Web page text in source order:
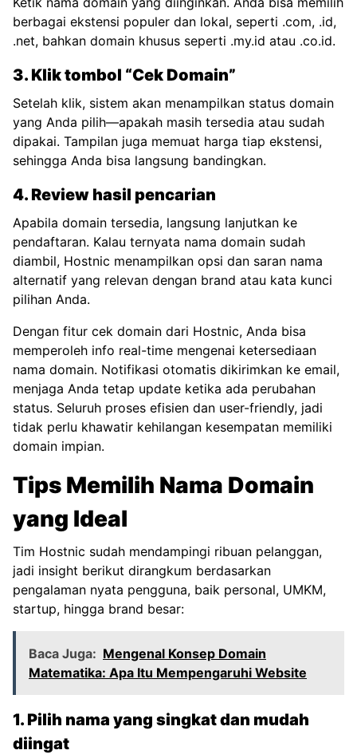
berbagai ekstensi populer dan lokal, seperti .com, .id,
.net, bahkan domain khusus seperti .my.id atau .co.id.
3. Klik tombol “Cek Domain”
Setelah klik, sistem akan menampilkan status domain
yang Anda pilih—apakah masih tersedia atau sudah
dipakai. Tampilan juga memuat harga tiap ekstensi,
sehingga Anda bisa langsung bandingkan.
4. Review hasil pencarian
Apabila domain tersedia, langsung lanjutkan ke
pendaftaran. Kalau ternyata nama domain sudah
diambil, Hostnic menampilkan opsi dan saran nama
alternatif yang relevan dengan brand atau kata kunci
pilihan Anda.
Dengan fitur cek domain dari Hostnic, Anda bisa
memperoleh info real-time mengenai ketersediaan
nama domain. Notifikasi otomatis dikirimkan ke email,
menjaga Anda tetap update ketika ada perubahan
status. Seluruh proses efisien dan user-friendly, jadi
tidak perlu khawatir kehilangan kesempatan memiliki
domain impian.
Tips Memilih Nama Domain
yang Ideal
Tim Hostnic sudah mendampingi ribuan pelanggan,
jadi insight berikut dirangkum berdasarkan
pengalaman nyata pengguna, baik personal, UMKM,
startup, hingga brand besar:
Baca Juga: Mengenal Konsep Domain
Matematika: Apa Itu Mempengaruhi Website
1. Pilih nama yang singkat dan mudah
diingat